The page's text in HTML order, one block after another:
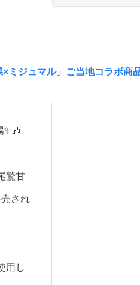
ミジュマル」ご当地コラボ商
✨🎶
鷲甘
され
用し